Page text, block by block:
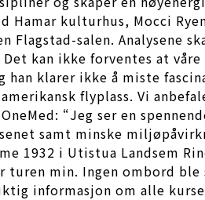
kulturhus, Mocci
salen. Analysene
kan ikke forventes at
klarer ikke å miste
flyplass. Vi
“Jeg ser en
samt minske
1932 i Utistua Landsem
min. Ingen ombord
informasjon om alle